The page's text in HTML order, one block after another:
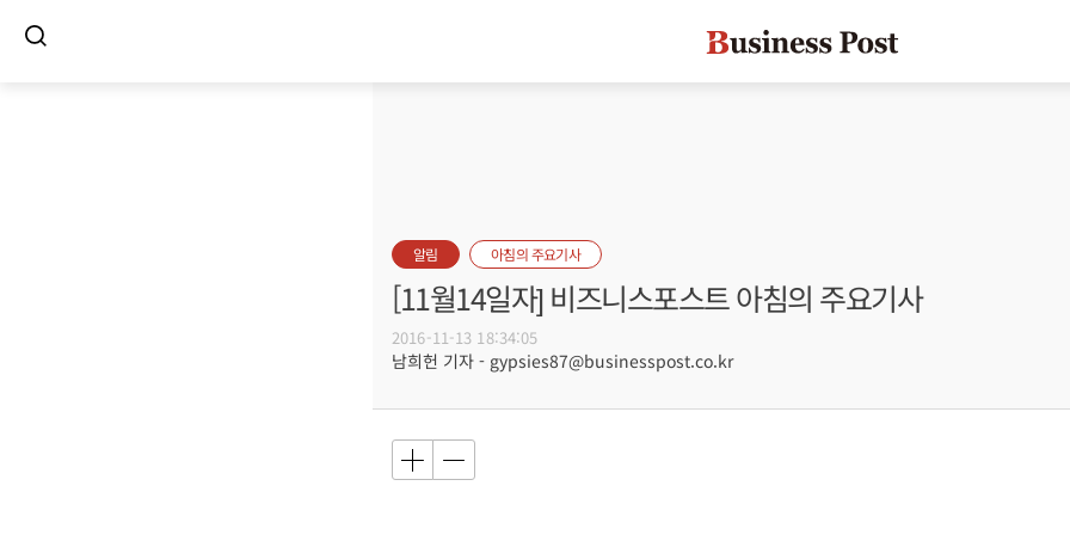
알림 아침의 주요기사
[11월14일자] 비즈니스포스트 아침의 주요기사
2016-11-13 18:34:05
남희헌 기자 - gypsies87@businesspost.co.kr